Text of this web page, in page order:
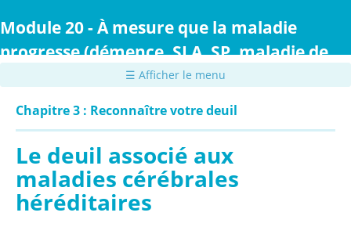
au
principal
Module 20 - À mesure que la maladie
progresse (démence, SLA, SP, maladie de
Parkinson ou maladie de Huntington)
☰ Afficher le menu
Chapitre 3 : Reconnaître votre deuil
Le deuil associé aux
maladies cérébrales
héréditaires